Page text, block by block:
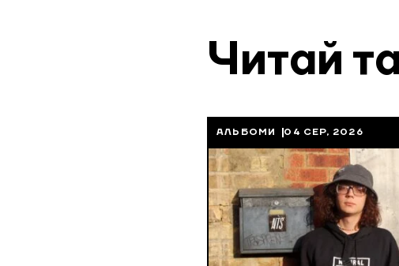
Читай
АЛЬБОМИ 04 СЕР, 2026